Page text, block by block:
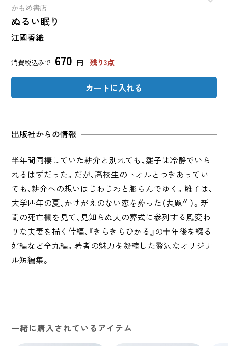
かもめ書店
ぬるい眠り
江國香織
消費税込みで 670 円 残り3点
カートに入れる
出版社からの情報
半年間同棲していた耕介と別れても、雛子は冷静でいら
れるはずだった。だが、高校生のトオルとつきあってい
ても、耕介への想いはじわじわと膨らんでゆく。雛子は、
大学四年の夏、かけがえのない恋を葬った（表題作）。新
聞の死亡欄を見て、見知らぬ人の葬式に参列する風変わ
りな夫妻を描く佳編、『きらきらひかる』の十年後を綴る
好編など全九編。著者の魅力を凝縮した贅沢なオリジナ
ル短編集。
一緒に購入されているアイテム